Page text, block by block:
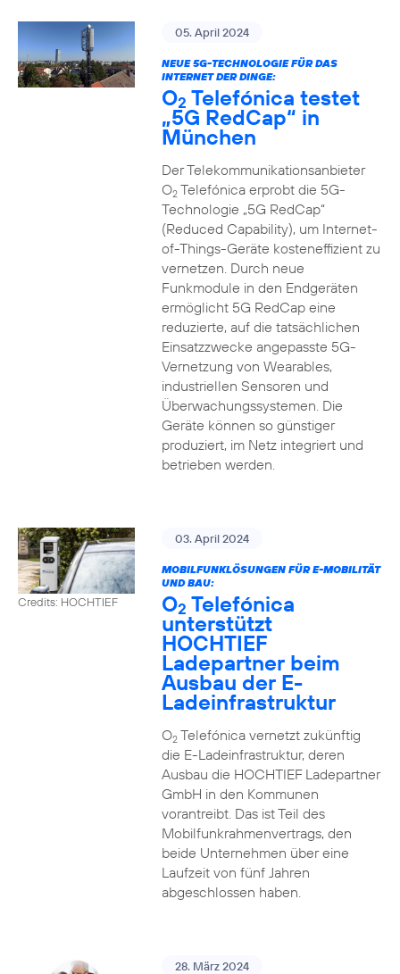
05. April 2024
NEUE 5G-TECHNOLOGIE FÜR DAS
INTERNET DER DINGE:
O2 Telefónica testet
„5G RedCap“ in
München
Der Telekommunikationsanbieter
O2Telefónica erprobt die 5G-
Technologie „5G RedCap“
(Reduced Capability), um Internet-
of-Things-Geräte kosteneffizient zu
vernetzen. Durch neue
Funkmodule in den Endgeräten
ermöglicht 5G RedCap eine
reduzierte, auf die tatsächlichen
Einsatzzwecke angepasste 5G-
Vernetzung von Wearables,
industriellen Sensoren und
Überwachungssystemen. Die
Geräte können so günstiger
produziert, im Netz integriert und
betrieben werden.
Credits: HOCHTIEF
03. April 2024
MOBILFUNKLÖSUNGEN FÜR E-MOBILITÄT
UND BAU:
O2 Telefónica
unterstützt
HOCHTIEF
Ladepartner beim
Ausbau der E-
Ladeinfrastruktur
O2Telefónica vernetzt zukünftig
die E-Ladeinfrastruktur, deren
Ausbau die HOCHTIEF Ladepartner
GmbH in den Kommunen
vorantreibt. Das ist Teil des
Mobilfunkrahmenvertrags, den
beide Unternehmen über eine
Laufzeit von fünf Jahren
abgeschlossen haben.
28. März 2024